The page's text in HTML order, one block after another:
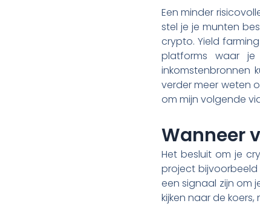
Een minder
stel je je munten
crypto. Yield
platforms waar
inkomstenbronnen
verder meer weten
om mijn volgende
Wanneer
Het besluit om je
project
een signaal zijn om
kijken naar de